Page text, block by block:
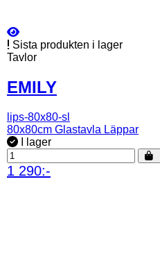
Sista produkten i lager
Tavlor
EMILY
lips-80x80-sl
80x80cm Glastavla Läppar
I lager
1 290:-